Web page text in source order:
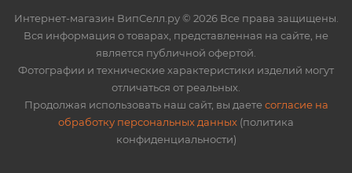
Интернет-магазин ВипСелл.ру © 2026 Все права защищены.
Вся информация о товарах, представленная на сайте, не
является публичной офертой.
Фотографии и технические характеристики изделий могут
отличаться от реальных.
Продолжая использовать наш сайт, вы даетесогласие на
обработку персональных данных (политика
конфиденциальности)